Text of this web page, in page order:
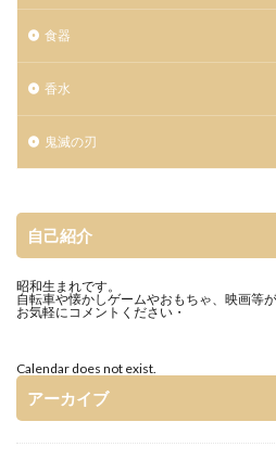
食器
香水
鬼滅の刃
自己紹介
昭和生まれです。
自転車や懐かしゲームやおもちゃ、映画等が
お気軽にコメントください・
Calendar does not exist.
アーカイブ